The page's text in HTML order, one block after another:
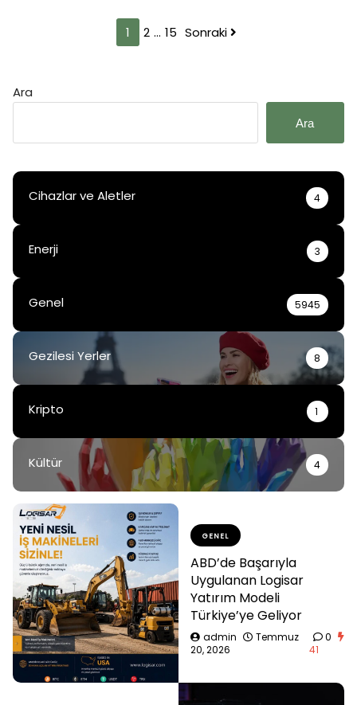
1 2 … 15 Sonraki
Ara
Ara
Cihazlar ve Aletler 4
Enerji 3
Genel 5945
Gezilesi Yerler 8
Kripto 1
Kültür 4
GENEL
ABD’de Başarıyla
Uygulanan Logisar
Yatırım Modeli
Türkiye’ye Geliyor
admin
Temmuz
20, 2026
0
41